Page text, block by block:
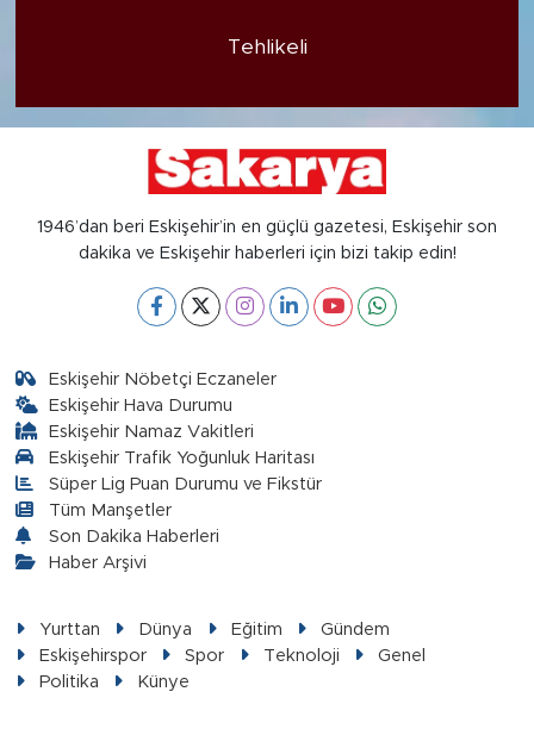
Tehlikeli
1946’dan beri Eskişehir’in en güçlü gazetesi, Eskişehir son
dakika ve Eskişehir haberleri için bizi takip edin!
Eskişehir Nöbetçi Eczaneler
Eskişehir Hava Durumu
Eskişehir Namaz Vakitleri
Eskişehir Trafik Yoğunluk Haritası
Süper Lig Puan Durumu ve Fikstür
Tüm Manşetler
Son Dakika Haberleri
Haber Arşivi
Yurttan Dünya Eğitim
Gündem
Eskişehirspor
Spor Teknoloji
Genel
Politika
Künye